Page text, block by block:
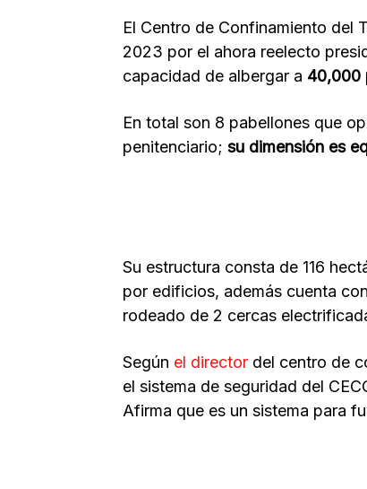
El Centro de Confinamiento del
2023 por el ahora reelecto
capacidad de albergar a 40,000
En total son 8 pabellones que
penitenciario; su dimensión es
Su estructura consta de 116
por edificios, además cuenta
rodeado de 2 cercas
Según el director del centro de
el sistema de seguridad del
Afirma que es un sistema para